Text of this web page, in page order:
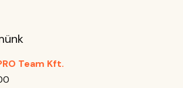
Team Kft.